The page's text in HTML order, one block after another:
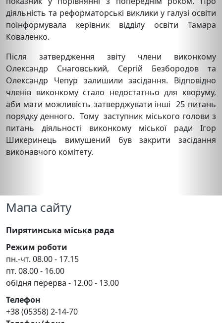
діяльність та реформаторські виклики у галузі освіти
поінформувала керівник відділу освіти Тамара
Коваленко.
Після затвердження звіту члени виконкому
Олександр Снаговський, Сергій Безбородов та
Олександр Чепур залишили засідання. Відповідно
членів виконкому стало недостатньо для кворуму,
аби мати можливість затверджувати інші 25 питань
порядку денного. Тому заступник міського голови з
питань діяльності виконкому міської ради Ігор
Шикеринець вимушений був закрити засідання
виконавчого комітету.
Мапа сайту
Пирятинська міська рада
Режим роботи
пн.-чт. 08.00 - 17.15
пт. 08.00 - 16.00
обідня перерва - 12.00 - 13.00
Телефон
+38 (05358) 2-14-70